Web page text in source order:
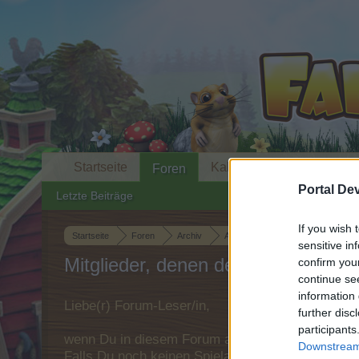
Portal
If you wish
sensitive
confirm
continue
information
further
Startseite Foren Archiv Archiv Rest Die lustige
Mitglieder, denen der Beitrag #71
Liebe(r) Forum-Leser/in,
wenn Du in diesem Forum aktiv an den
Startseite Foren
Letzte Beiträge
Kalender